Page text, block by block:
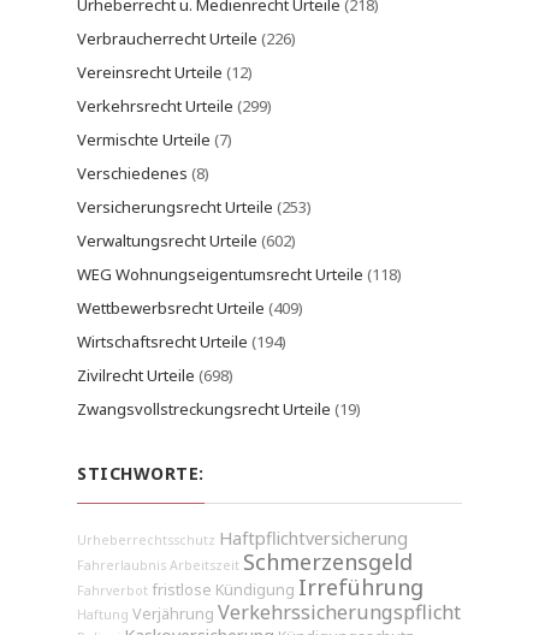
Urheberrecht u. Medienrecht Urteile (218)
Verbraucherrecht Urteile (226)
Vereinsrecht Urteile (12)
Verkehrsrecht Urteile (299)
Vermischte Urteile (7)
Verschiedenes (8)
Versicherungsrecht Urteile (253)
Verwaltungsrecht Urteile (602)
WEG Wohnungseigentumsrecht Urteile (118)
Wettbewerbsrecht Urteile (409)
Wirtschaftsrecht Urteile (194)
Zivilrecht Urteile (698)
Zwangsvollstreckungsrecht Urteile (19)
STICHWORTE:
Urheberrechtsschutz Haftpflichtversicherung
Fahrerlaubnis Arbeitszeit Schmerzensgeld
Fahrverbot fristlose Kündigung Irreführung
Haftung Verjährung Verkehrssicherungspflicht